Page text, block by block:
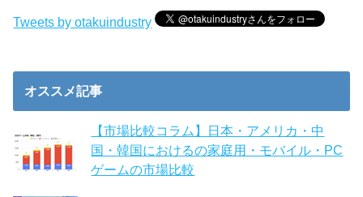
Tweets by otakuindustry
オススメ記事
【市場比較コラム】日本・アメリカ・中
国・韓国におけるの家庭用・モバイル・PC
ゲームの市場比較